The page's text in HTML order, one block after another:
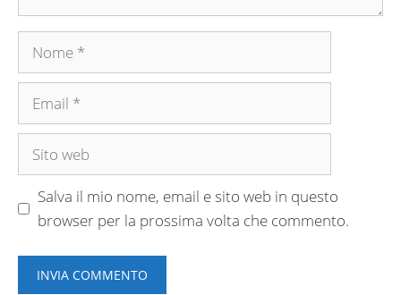
Nome
Email
Sito
Salva il mio nome, email e sito web in questo
browser per la prossima volta che commento.